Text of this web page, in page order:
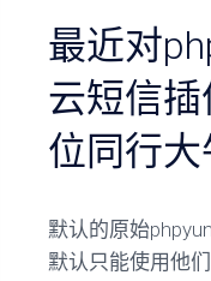
最近对
云短信
位同行
默认的原始
默认只能使用他